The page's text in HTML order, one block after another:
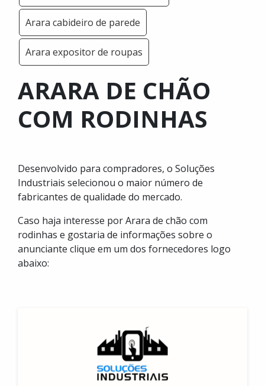
Arara cabideiro de parede
Arara expositor de roupas
ARARA DE CHÃO
COM RODINHAS
Desenvolvido para compradores, o Soluções
Industriais selecionou o maior número de
fabricantes de qualidade do mercado.
Caso haja interesse por Arara de chão com
rodinhas e gostaria de informações sobre o
anunciante clique em um dos fornecedores logo
abaixo: